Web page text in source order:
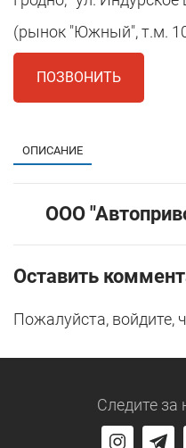
(рынок "Южный", т.м.
ПОЗВОНИТЬ
ОПИСАНИЕ
ООО
Оставить
Пожалуйста, войдите,
Следите за